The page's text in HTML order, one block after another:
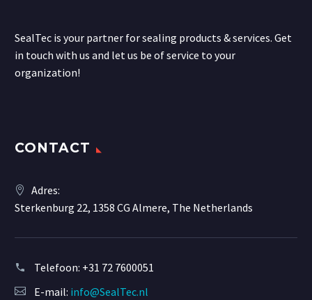
SealTec is your partner for sealing products & services. Get
in touch with us and let us be of service to your
organization!
CONTACT
Adres:
Sterkenburg 22, 1358 CG Almere, The Netherlands
Telefoon: +31 72 7600051
E-mail: info@SealTec.nl